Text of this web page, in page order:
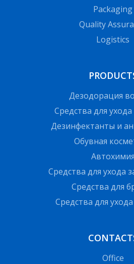
Packaging
Quality
Logistics
Дезодорация
Средства для
Дезинфектанты и
Обувная
Автохимия
Средства для ухода
Средства для
Средства для
Office